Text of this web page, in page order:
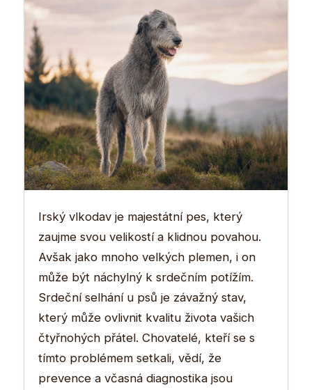
Irský vlkodav je majestátní pes, který
zaujme svou velikostí a klidnou povahou.
Avšak jako mnoho velkých plemen, i on
může být náchylný k srdečním potížím.
Srdeční selhání u psů je závažný stav,
který může ovlivnit kvalitu života vašich
čtyřnohých přátel. Chovatelé, kteří se s
tímto problémem setkali, vědí, že
prevence a včasná diagnostika jsou